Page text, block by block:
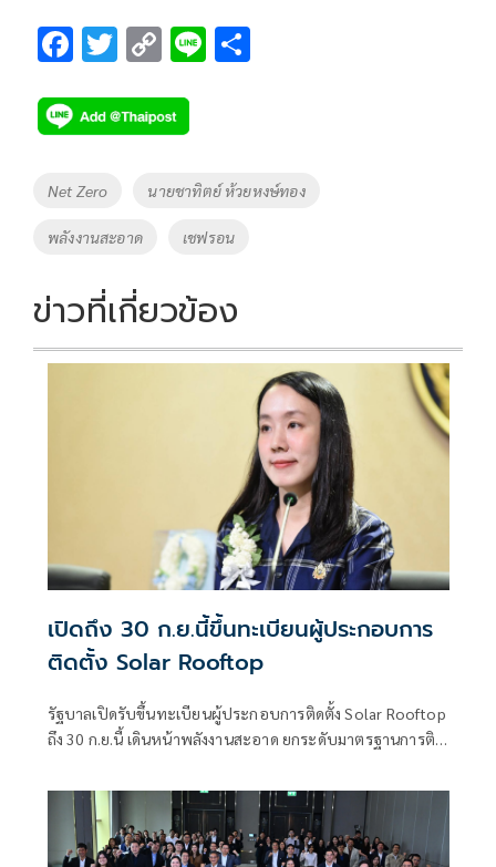
F
e
b
o
k
T
tt
er
C
p
y
Li
Li
Tags
Net Zero นายชาทิตย์ ห้วยหงษ์ทอง
พลังงานสะอาด เชฟรอน
ข่าวที่เกี่ยวข้อง
เปิดถึง 30 ก.ย.นี้ขึ้นทะเบียนผู้ประกอบการ
ติดตั้ง Solar Rooftop
รัฐบาลเปิดรับขึ้นทะเบียนผู้ประกอบการติดตั้ง Solar Rooftop
ถึง 30 ก.ย.นี้ เดินหน้าพลังงานสะอาด ยกระดับมาตรฐานการติด